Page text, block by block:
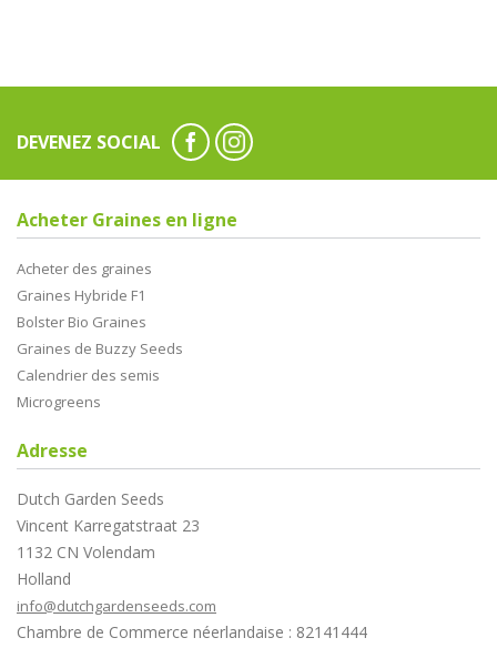
DEVENEZ SOCIAL
Acheter Graines en ligne
Acheter des graines
Graines Hybride F1
Bolster Bio Graines
Graines de Buzzy Seeds
Calendrier des semis
Microgreens
Adresse
Dutch Garden Seeds
Vincent Karregatstraat 23
1132 CN Volendam
Holland
info@dutchgardenseeds.com
Chambre de Commerce néerlandaise : 82141444